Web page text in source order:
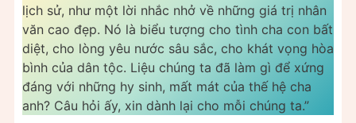
lịch sử, như một lời nhắc nhở về những giá trị nhân
văn cao đẹp. Nó là biểu tượng cho tình cha con bất
diệt, cho lòng yêu nước sâu sắc, cho khát vọng hòa
bình của dân tộc. Liệu chúng ta đã làm gì để xứng
đáng với những hy sinh, mất mát của thế hệ cha
anh? Câu hỏi ấy, xin dành lại cho mỗi chúng ta.”